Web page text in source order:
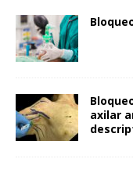
axilar